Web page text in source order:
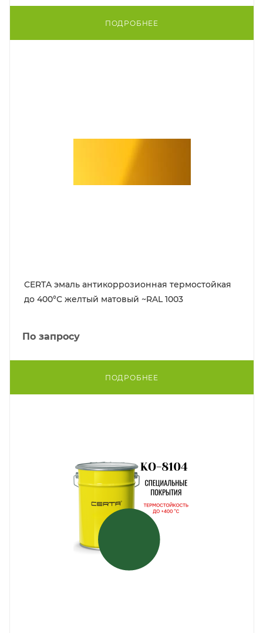
ПОДРОБНЕЕ
CERTA эмаль антикоррозионная термостойкая
до 400°С желтый матовый ~RAL 1003
По запросу
ПОДРОБНЕЕ